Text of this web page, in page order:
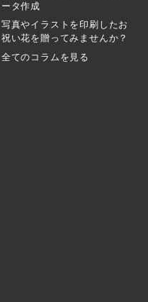
ータ作成
写真やイラストを印刷したお
祝い花を贈ってみませんか？
全てのコラムを見る